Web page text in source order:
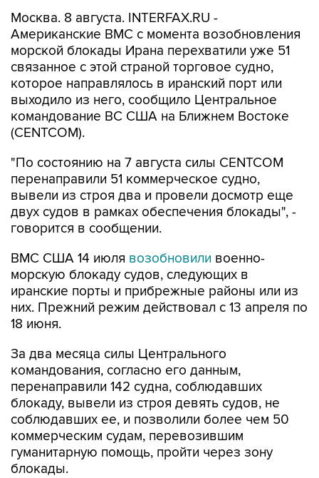
Москва. 8 августа. INTERFAX.RU -
Американские ВМС с момента возобновления
морской блокады Ирана перехватили уже 51
связанное с этой страной торговое судно,
которое направлялось в иранский порт или
выходило из него, сообщило Центральное
командование ВС США на Ближнем Востоке
(CENTCOM).
"По состоянию на 7 августа силы CENTCOM
перенаправили 51 коммерческое судно,
вывели из строя два и провели досмотр еще
двух судов в рамках обеспечения блокады", -
говорится в сообщении.
ВМС США 14 июля возобновили военно-
морскую блокаду судов, следующих в
иранские порты и прибрежные районы или из
них. Прежний режим действовал с 13 апреля по
18 июня.
За два месяца силы Центрального
командования, согласно его данным,
перенаправили 142 судна, соблюдавших
блокаду, вывели из строя девять судов, не
соблюдавших ее, и позволили более чем 50
коммерческим судам, перевозившим
гуманитарную помощь, пройти через зону
блокады.